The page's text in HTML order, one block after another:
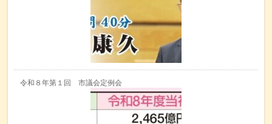
令和８年第１回 市議会定例会